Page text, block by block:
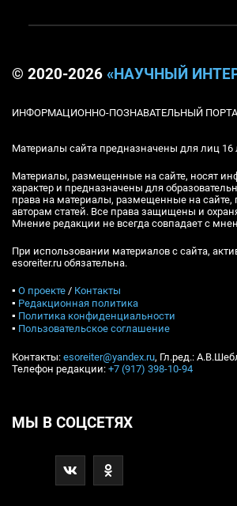
© 2020-2026 «НАУЧНЫЙ
ИНФОРМАЦИОННО-ПОЗНАВАТЕЛЬНЫЙ
Материалы сайта предназначены для лиц 16
Материалы, размещенные на сайте, носят
характер и предназначены для
права на материалы, размещенные на сайте,
авторам статей. Все права защищены и
Мнение редакции не всегда совпадает с
При использовании материалов с сайта,
esoreiter.ru обязательна.
▪ О проекте / Контакты
▪ Редакционная политика
▪ Политика конфиденциальности
▪ Пользовательское соглашение
Контакты: esoreiter@yandex.ru, Гл.ред.:
Телефон редакции: +7 (917) 398-10-94
МЫ В СОЦСЕТЯХ